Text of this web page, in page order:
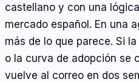
castellano y con una
mercado español. En una
más de lo que parece. Si
o la curva de adopción se
vuelve al correo en dos